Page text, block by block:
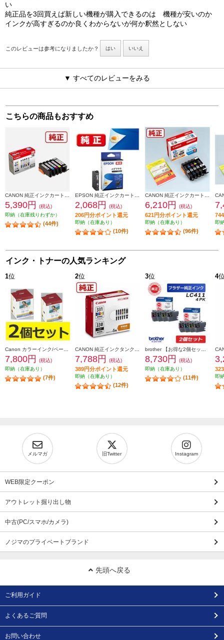
い
純正品を3回買えば新しい機種が購入できるのは 機種が安いのか
インクが高すぎるのか良くわからないが何か釈然としない
このレビューは参考になりましたか？ はい いいえ
▼ すべてのレビューをみる
こちらの商品もおすすめ
5,390円
(税込)
即納（在庫残りわずか）
(44件)
2,068円 (税込)
206円分ポイント還元
即納（在庫あり）
(10件)
6,210円 (税込)
621円分ポイント還元
即納（在庫あり）
(96件)
即
インク・トナーの人気ランキング
1位
7,800円
(税込)
即納（在庫あり）
(7件)
2位
7,788円 (税込)
389円分ポイント還元
即納（在庫あり）
(12件)
3位
8,730円
(税込)
即納（在庫あり）
(11件)
4
即
メルマガ 旧Twitter Instagram
WEB限定クーポン
アウトレット掘り出し物
中古(PC/スマホ/カメラ)
ノジマのプライベートブランド
先頭へ戻る
ご利用ガイド
よくあるご質問
お問い合わせ